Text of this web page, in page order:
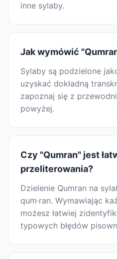
inne sylaby.
Jak wymówić
Sylaby są podzielone
uzyskać dokładną
zapoznaj się z
powyżej.
Czy "Qumran" jest
przeliterowania?
Dzielenie Qumran na
qum·ran. Wymawiając
możesz łatwiej
typowych błędów